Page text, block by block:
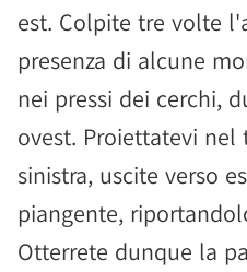
est. Colpite tre volte
presenza di alcune
nei pressi dei cerchi,
ovest. Proiettatevi nel
sinistra, uscite verso
piangente,
Otterrete dunque la